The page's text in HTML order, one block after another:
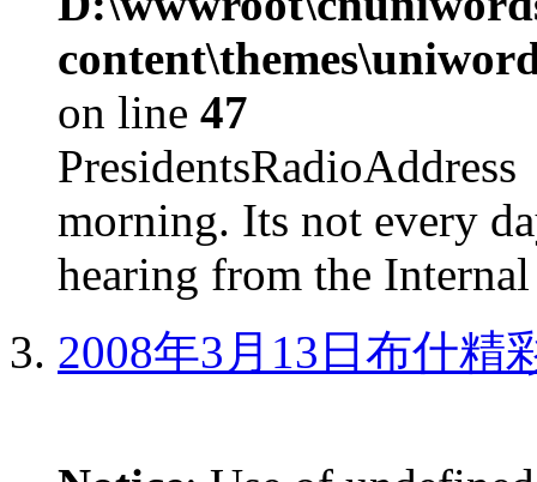
on line 47
morning. Its not every
hearing from the
2008年3月13日布什精